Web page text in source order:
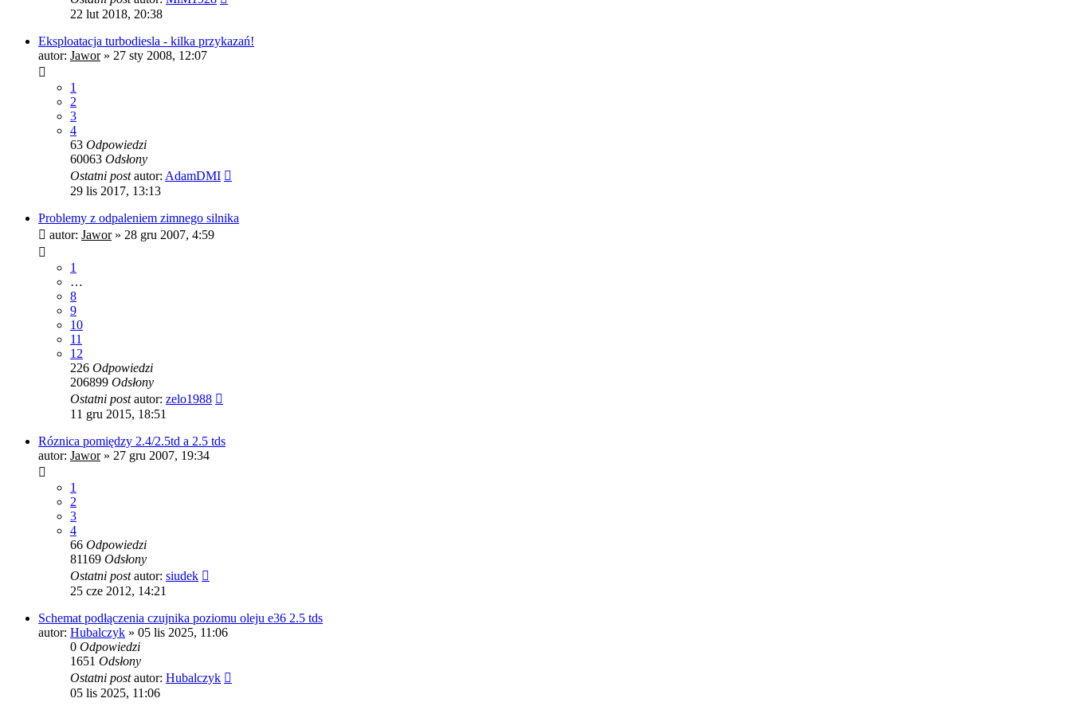
22 lut 2018, 20:38
Eksploatacja turbodiesla - kilka przykazań!
autor: Jawor» 27 sty 2008, 12:07
1
2
3
4
63 Odpowiedzi
60063 Odsłony
Ostatni postautor: AdamDMI
29 lis 2017, 13:13
Problemy z odpaleniem zimnego silnika
autor: Jawor» 28 gru 2007, 4:59
1
…
8
9
10
11
12
226 Odpowiedzi
206899 Odsłony
Ostatni postautor: zelo1988
11 gru 2015, 18:51
Róznica pomiędzy 2.4/2.5td a 2.5 tds
autor: Jawor» 27 gru 2007, 19:34
1
2
3
4
66 Odpowiedzi
81169 Odsłony
Ostatni postautor: siudek
25 cze 2012, 14:21
Schemat podłączenia czujnika poziomu oleju e36 2.5 tds
autor: Hubalczyk » 05 lis 2025, 11:06
0 Odpowiedzi
1651 Odsłony
Ostatni postautor: Hubalczyk
05 lis 2025, 11:06